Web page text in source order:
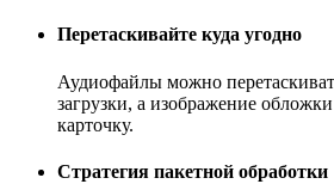
Перетаскивайте куда угодно
Аудиофайлы можно
загрузки, а изображение
карточку.
Стратегия пакетной обработки